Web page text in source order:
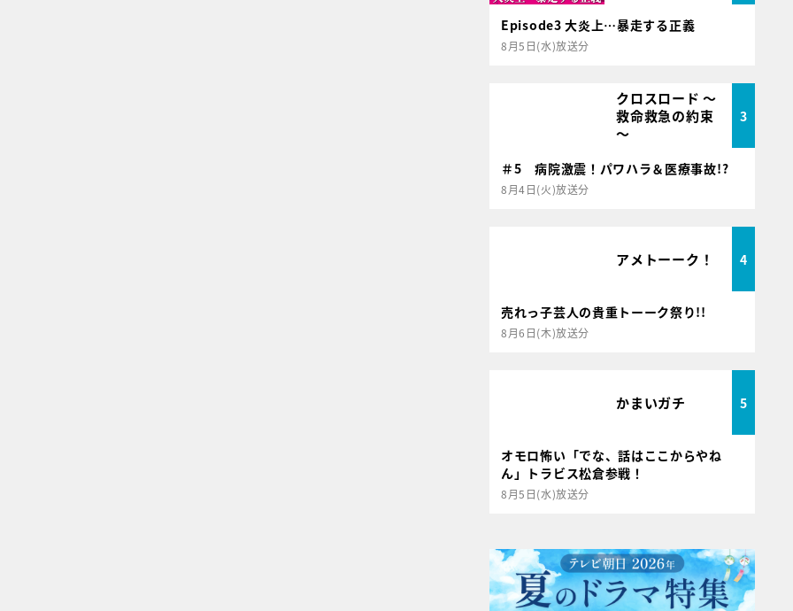
Episode3 大炎上…暴走する正義
8月5日(水)放送分
クロスロード ～
救命救急の約束
～
3
＃5 病院激震！パワハラ＆医療事故!?
8月4日(火)放送分
アメトーーク！ 4
売れっ子芸人の貴重トーーク祭り!!
8月6日(木)放送分
かまいガチ 5
オモロ怖い「でな、話はここからやね
ん」トラビス松倉参戦！
8月5日(水)放送分